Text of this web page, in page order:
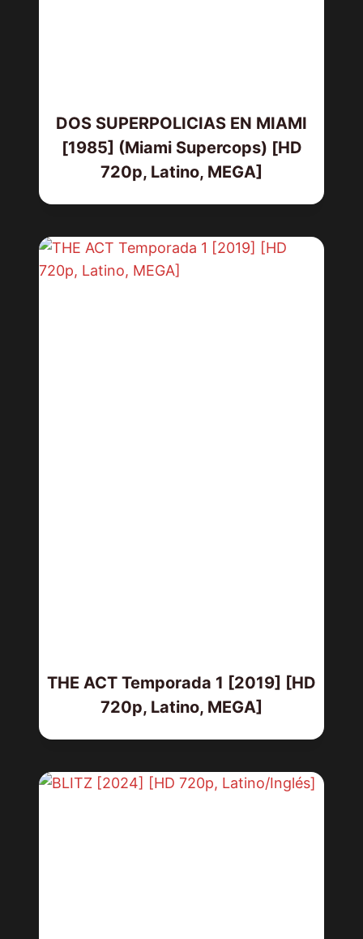
DOS SUPERPOLICIAS EN MIAMI
[1985] (Miami Supercops) [HD
720p, Latino, MEGA]
THE ACT Temporada 1 [2019] [HD
720p, Latino, MEGA]